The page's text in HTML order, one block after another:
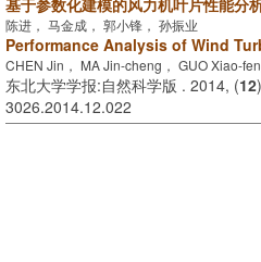
基于参数化建模的风力机叶片性能分
陈进， 马金成， 郭小锋， 孙振业
Performance Analysis of Wind
CHEN Jin， MA Jin-cheng， GUO Xiao-
东北大学学报:自然科学版 . 2014, (12
3026.2014.12.022